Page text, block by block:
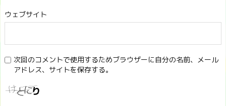
ウェブサイト
次回のコメントで使用するためブラウザーに自分の名前、メール
アドレス、サイトを保存する。